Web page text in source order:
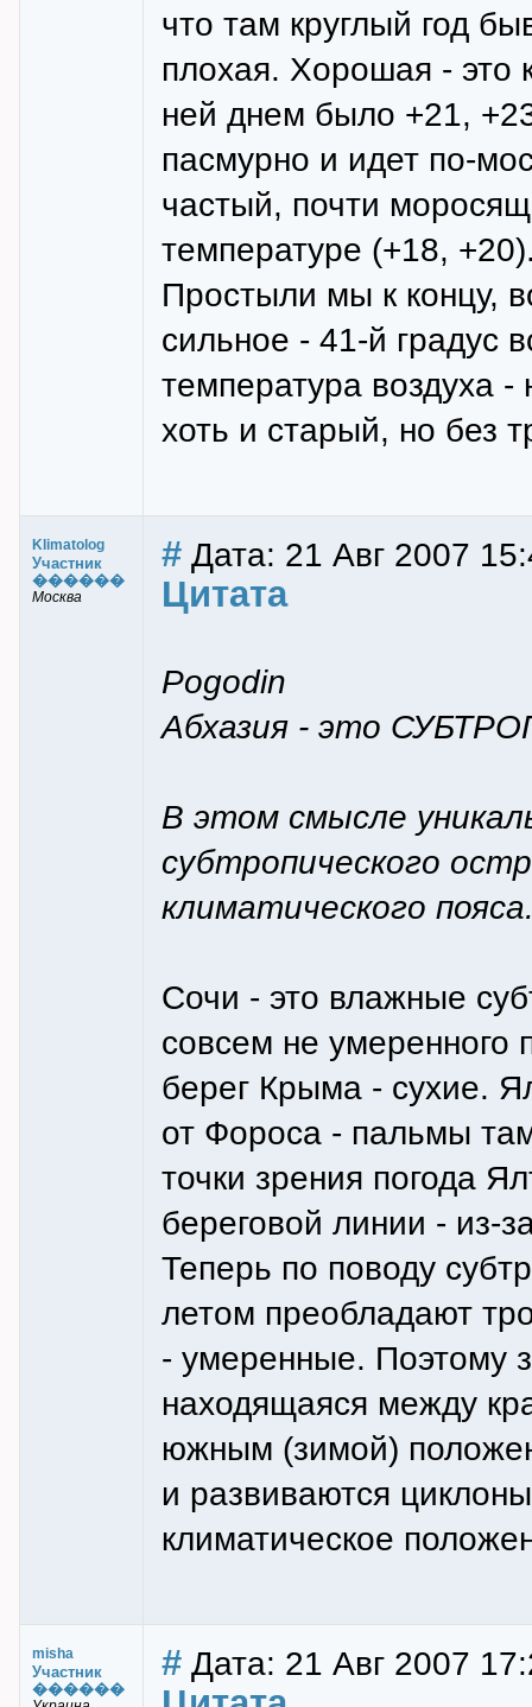
что там круглый год
плохая. Хорошая - это
ней днем было +21,
пасмурно и идет по-
частый, почти
температуре (+18,
Простыли мы к концу,
сильное - 41-й градус
температура воздуха
хоть и старый, но без
Klimatolog
Участник
������
Москва
# Дата: 21 Авг 2007
Цитата
Pogodin
Абхазия - это
В этом смысле
субтропического
климатического
Сочи - это влажные
совсем не
берег Крыма - сухие.
от Фороса - пальмы
точки зрения погода
береговой линии - из-
Теперь по поводу
летом преобладают
- умеренные. Поэтому
находящаяся между
южным (зимой)
и развиваются
климатическое
misha
Участник
������
# Дата: 21 Авг 2007